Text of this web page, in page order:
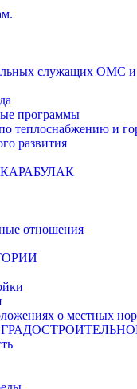
служащих ОМС и
программы
теплоснабжению и
развития
отношения
о местных